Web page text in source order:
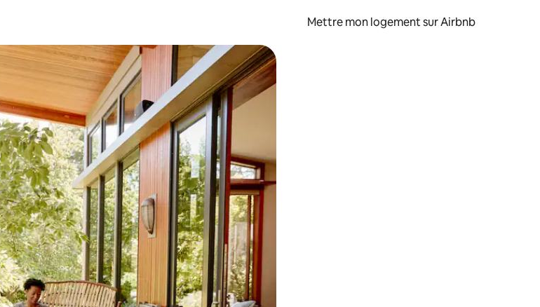
Mettre mon logement sur Airbnb
bas pour les parcourir ou en appuyant et en faisant glisser.